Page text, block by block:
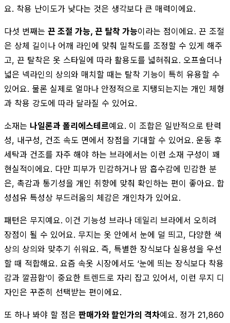
요. 착용 난이도가 낮다는 것은 생각보다 큰 매력이에요.
다섯 번째는 끈 조절 가능, 끈 탈착 가능이라는 점이에요. 끈 조절
은 상체 길이나 어깨 라인에 맞춰 밀착도를 조정할 수 있게 해주
고, 끈 탈착은 옷 스타일에 따라 활용도를 넓혀줘요. 오프숄더나
넓은 넥라인의 상의와 매치할 때는 탈착 기능이 특히 유용할 수
있어요. 물론 실제로 얼마나 안정적으로 지탱되는지는 개인 체형
과 착용 강도에 따라 달라질 수 있어요.
소재는 나일론과 폴리에스테르예요. 이 조합은 일반적으로 탄력
성, 내구성, 건조 속도 면에서 장점을 기대할 수 있어요. 운동 후
세탁과 건조를 자주 해야 하는 브라에서는 이런 소재 구성이 꽤
현실적이에요. 다만 피부가 민감하거나 땀 흡수감에 민감한 분
은, 촉감과 통기성을 개인 취향에 맞춰 확인하는 편이 좋아요. 합
성섬유 특성상 부드러움의 체감은 개인차가 있어요.
패턴은 무지예요. 이건 기능성 브라나 데일리 브라에서 오히려
장점이 될 수 있어요. 무지는 옷 안에서 눈에 덜 띄고, 다양한 색
상의 상의와 맞추기 쉬워요. 즉, 특별한 장식보다 실용성을 우선
할 때 적합해요. 요즘 속옷 시장에서도 ‘눈에 띄는 장식보다 착용
감과 깔끔함’이 중요한 트렌드로 자리 잡고 있어서, 이런 무지 디
자인은 꾸준히 선택받는 편이에요.
또 하나 봐야 할 점은 판매가와 할인가의 격차예요. 정가 21,860